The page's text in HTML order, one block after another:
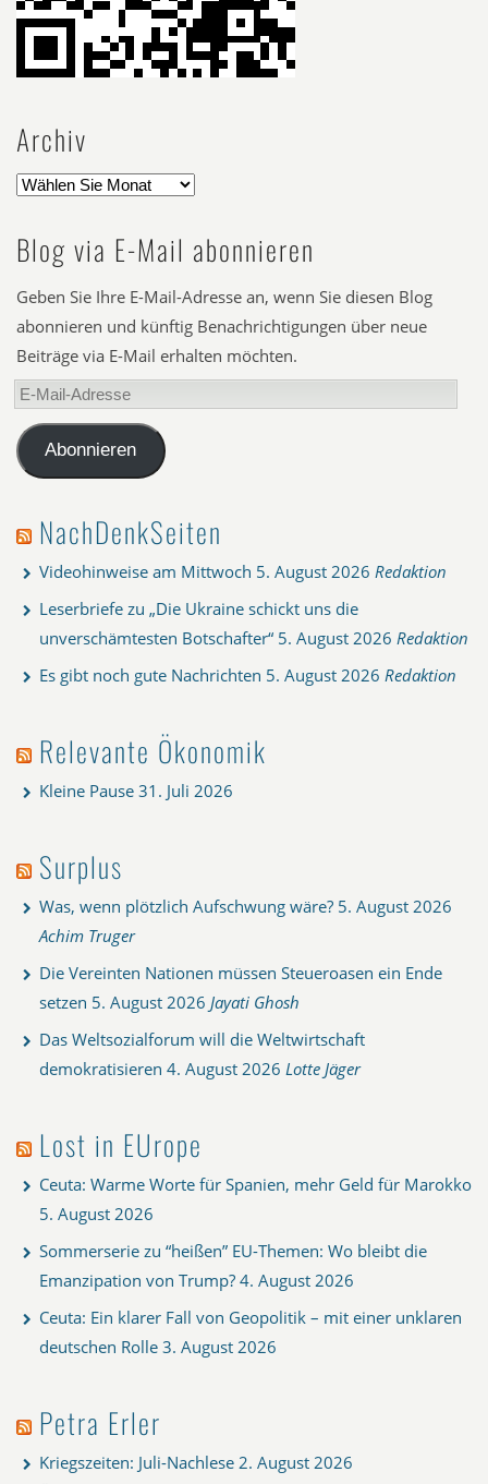
Archiv
Blog via E-Mail abonnieren
Geben Sie Ihre E-Mail-Adresse an, wenn Sie diesen Blog
abonnieren und künftig Benachrichtigungen über neue
Beiträge via E-Mail erhalten möchten.
E-
Mail-
AdresseAbonnieren
NachDenkSeiten
Videohinweise am Mittwoch 5. August 2026 Redaktion
Leserbriefe zu „Die Ukraine schickt uns die
unverschämtesten Botschafter“ 5. August 2026 Redaktion
Es gibt noch gute Nachrichten 5. August 2026 Redaktion
Relevante Ökonomik
Kleine Pause 31. Juli 2026
Surplus
Was, wenn plötzlich Aufschwung wäre? 5. August 2026
Achim Truger
Die Vereinten Nationen müssen Steueroasen ein Ende
setzen 5. August 2026 Jayati Ghosh
Das Weltsozialforum will die Weltwirtschaft
demokratisieren 4. August 2026 Lotte Jäger
Lost in EUrope
Ceuta: Warme Worte für Spanien, mehr Geld für Marokko
5. August 2026
Sommerserie zu “heißen” EU-Themen: Wo bleibt die
Emanzipation von Trump? 4. August 2026
Ceuta: Ein klarer Fall von Geopolitik – mit einer unklaren
deutschen Rolle 3. August 2026
Petra Erler
Kriegszeiten: Juli-Nachlese 2. August 2026